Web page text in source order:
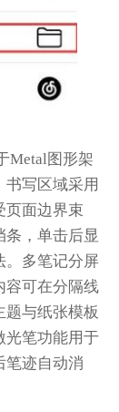
Metal图形架
写区域采用
页面边界束
条，单击后显
。多笔记分屏
容可在分隔线
题与纸张模板
光笔功能用于
笔迹自动消